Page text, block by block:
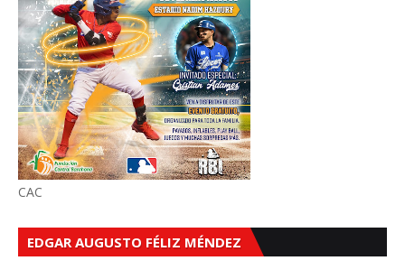
CAC
EDGAR AUGUSTO FÉLIZ MÉNDEZ